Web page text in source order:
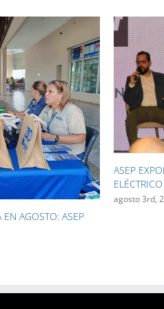
DEL MERCADO
ASEP